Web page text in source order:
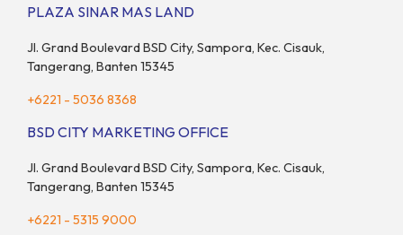
target. “Kami yakin target […]
PLAZA SINAR MAS LAND
Jl. Grand Boulevard BSD City, Sampora, Kec. Cisauk,
Tangerang, Banten 15345
+6221 - 5036 8368
BSD CITY MARKETING OFFICE
Jl. Grand Boulevard BSD City, Sampora, Kec. Cisauk,
Tangerang, Banten 15345
+6221 - 5315 9000